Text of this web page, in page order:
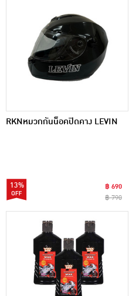
RKNหมวกกันน็อคปิดคาง LEVIN
13%
฿ 690
฿ 790